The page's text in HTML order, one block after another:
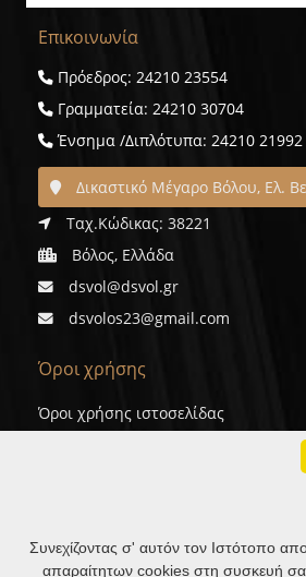
Επικοινωνία
Πρόεδρος: 24210 23554
Γραμματεία: 24210 30704
Ένσημα /Διπλότυπα: 24210 21992
Δικαστικό Μέγαρο Βόλου, Ελ.
Ταχ.Κώδικας: 38221
Βόλος, Ελλάδα
dsvol@dsvol.gr
dsvolos23@gmail.com
Όροι χρήσης
Όροι χρήσης ιστοσελίδας
Συνεχίζοντας σ' αυτόν τον Ιστότοπο
απαραίτητων cookies στη συσκευή